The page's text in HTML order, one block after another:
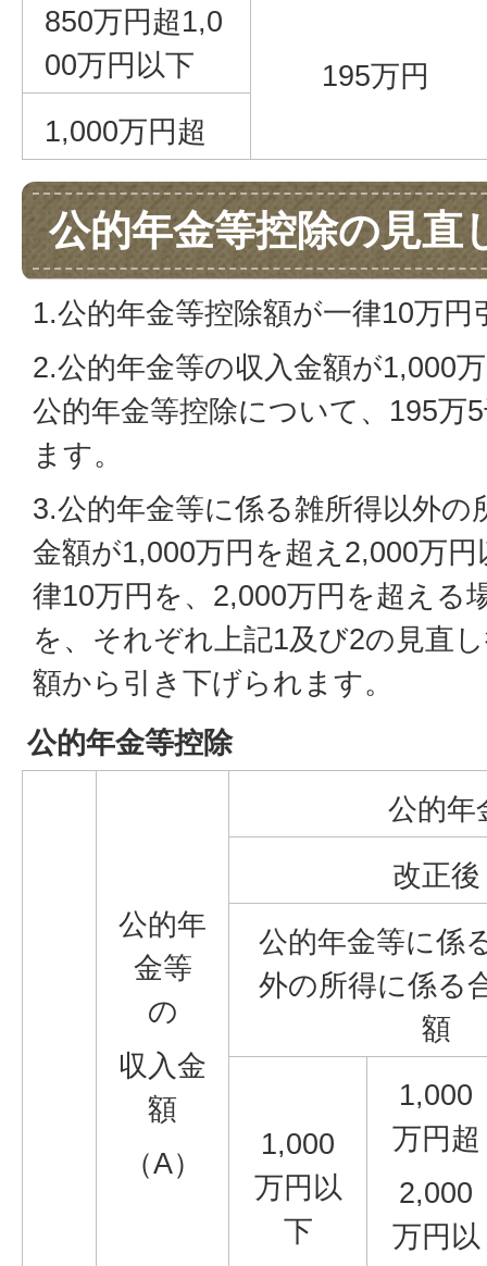
850万円超1,0
00万円以下
195万円
1,000万円超
公的年金等控除の見直
1.公的年金等控除額が一律10万
2.公的年金等の収入金額が1,000
公的年金等控除について、195万
ます。
3.公的年金等に係る雑所得以外の
金額が1,000万円を超え2,000万
律10万円を、2,000万円を超える
を、それぞれ上記1及び2の見直
額から引き下げられます。
公的年金等控除
公的年
金等
の
収入金
額
（A）
公的年
改正後
公的年金等に係
外の所得に係る
額
1,000
万円以
下
1,000
万円超
2,000
万円以